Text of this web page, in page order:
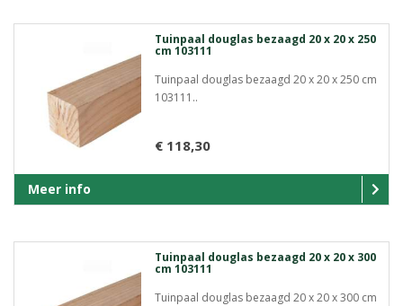
Tuinpaal douglas bezaagd 20 x 20 x 250
cm 103111
Tuinpaal douglas bezaagd 20 x 20 x 250 cm
103111..
€ 118,30
Meer info
Tuinpaal douglas bezaagd 20 x 20 x 300
cm 103111
Tuinpaal douglas bezaagd 20 x 20 x 300 cm